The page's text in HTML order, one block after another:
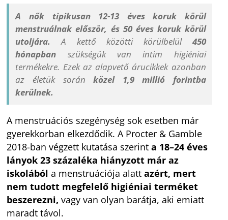
A nők tipikusan 12-13 éves koruk körül
menstruálnak először, és 50 éves koruk körül
utoljára.
A kettő közötti körülbelül 450
hónapban szükségük van intim higiéniai
termékekre. Ezek az alapvető árucikkek azonban
az életük soránközel 1,9
millió forintba
kerülnek.
A menstruációs szegénység sok esetben már
gyerekkorban elkezdődik. A Procter & Gamble
2018-ban végzett kutatása szerinta 18–24 éves
lányok 23 százaléka hiányzott már az
iskolából a menstruációja alattazért, mert
nem tudott megfelelő higiéniai terméket
beszerezni, vagy van olyan barátja, aki emiatt
maradt távol.